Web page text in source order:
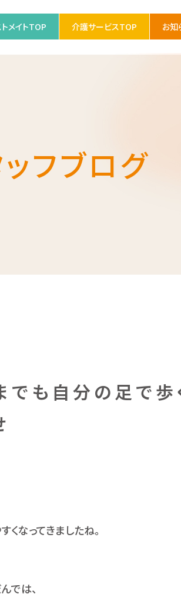
メイトTOP 介護サービスTOP お知
フブログ
でも自分の足で
なってきましたね。
では、